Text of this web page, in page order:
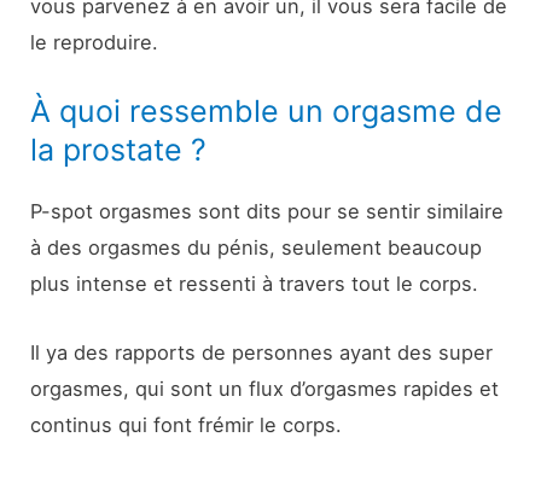
vous parvenez à en avoir un, il vous sera facile de
le reproduire.
À quoi ressemble un orgasme de
la prostate ?
P-spot orgasmes sont dits pour se sentir similaire
à des orgasmes du pénis, seulement beaucoup
plus intense et ressenti à travers tout le corps.
Il ya des rapports de personnes ayant des super
orgasmes, qui sont un flux d’orgasmes rapides et
continus qui font frémir le corps.